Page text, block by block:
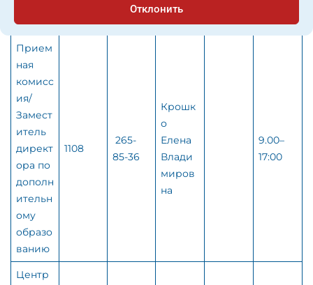
Отклонить
ров
на
Прием
ная
комисс
ия/
Замест
итель
директ
ора по
дополн
ительн
ому
образо
ванию
1108
265-
85-36
Крошк
о
Елена
Влади
миров
на
9.00–
17:00
Центр